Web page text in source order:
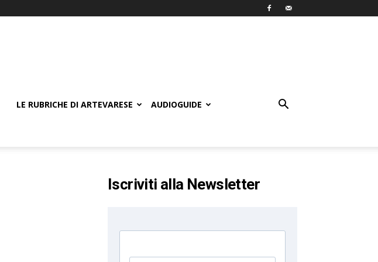
LE RUBRICHE DI ARTEVARESE AUDIOGUIDE
Iscriviti alla Newsletter